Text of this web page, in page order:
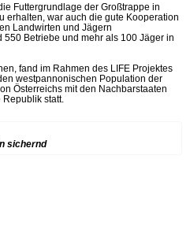
Futtergrundlage der Großtrappe in
erhalten, war auch die gute Kooperation
Landwirten und Jägern
Betriebe und mehr als 100 Jäger in
fand im Rahmen des LIFE Projektes
westpannonischen Population der
Österreichs mit den Nachbarstaaten
statt.
sichernd